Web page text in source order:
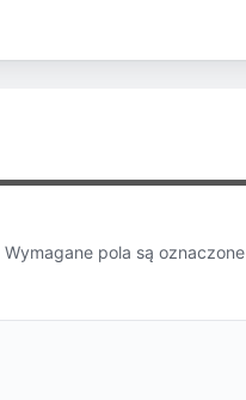
Wymagane pola są oznaczone